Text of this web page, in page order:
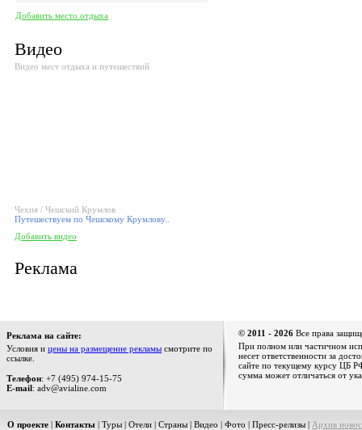
Добавить место отдыха
Видео
Видео мест отдыха и путешествий
Чехия / Чешский Крумлов
Путешествуем по Чешскому Крумлову..
Добавить видео
Реклама
Реклама на сайте:
Условия и цены на размещение рекламы смотрите по
ссылке.
Телефон: +7 (495) 974-15-75
E-mail: adv@avialine.com
© 2011 - 2026 Все права
При полном или частичном
несет ответственности за
сайте по текущему курсу ЦБ
сумма может отличаться от
О проекте | Контакты | Туры | Отели | Страны | Видео | Фото | Пресс-релизы | Архив